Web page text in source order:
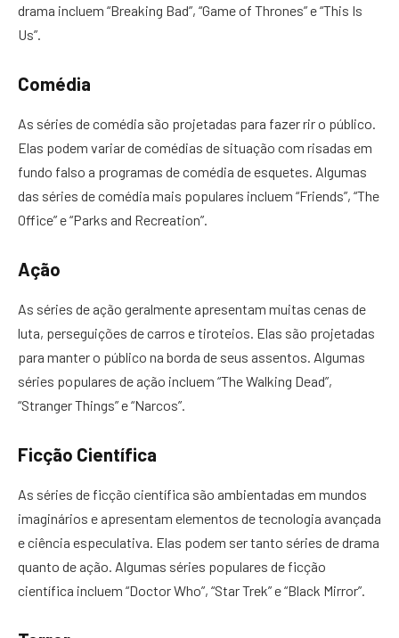
drama incluem “Breaking Bad”, “Game of Thrones” e “This Is
Us”.
Comédia
As séries de comédia são projetadas para fazer rir o público.
Elas podem variar de comédias de situação com risadas em
fundo falso a programas de comédia de esquetes. Algumas
das séries de comédia mais populares incluem “Friends”, “The
Office” e “Parks and Recreation”.
Ação
As séries de ação geralmente apresentam muitas cenas de
luta, perseguições de carros e tiroteios. Elas são projetadas
para manter o público na borda de seus assentos. Algumas
séries populares de ação incluem “The Walking Dead”,
“Stranger Things” e “Narcos”.
Ficção Científica
As séries de ficção científica são ambientadas em mundos
imaginários e apresentam elementos de tecnologia avançada
e ciência especulativa. Elas podem ser tanto séries de drama
quanto de ação. Algumas séries populares de ficção
científica incluem “Doctor Who”, “Star Trek” e “Black Mirror”.